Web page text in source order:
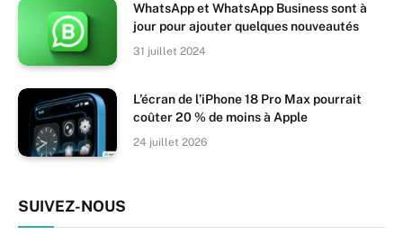
WhatsApp et WhatsApp Business sont à
jour pour ajouter quelques nouveautés
31 juillet 2024
L’écran de l’iPhone 18 Pro Max pourrait
coûter 20 % de moins à Apple
24 juillet 2026
SUIVEZ-NOUS